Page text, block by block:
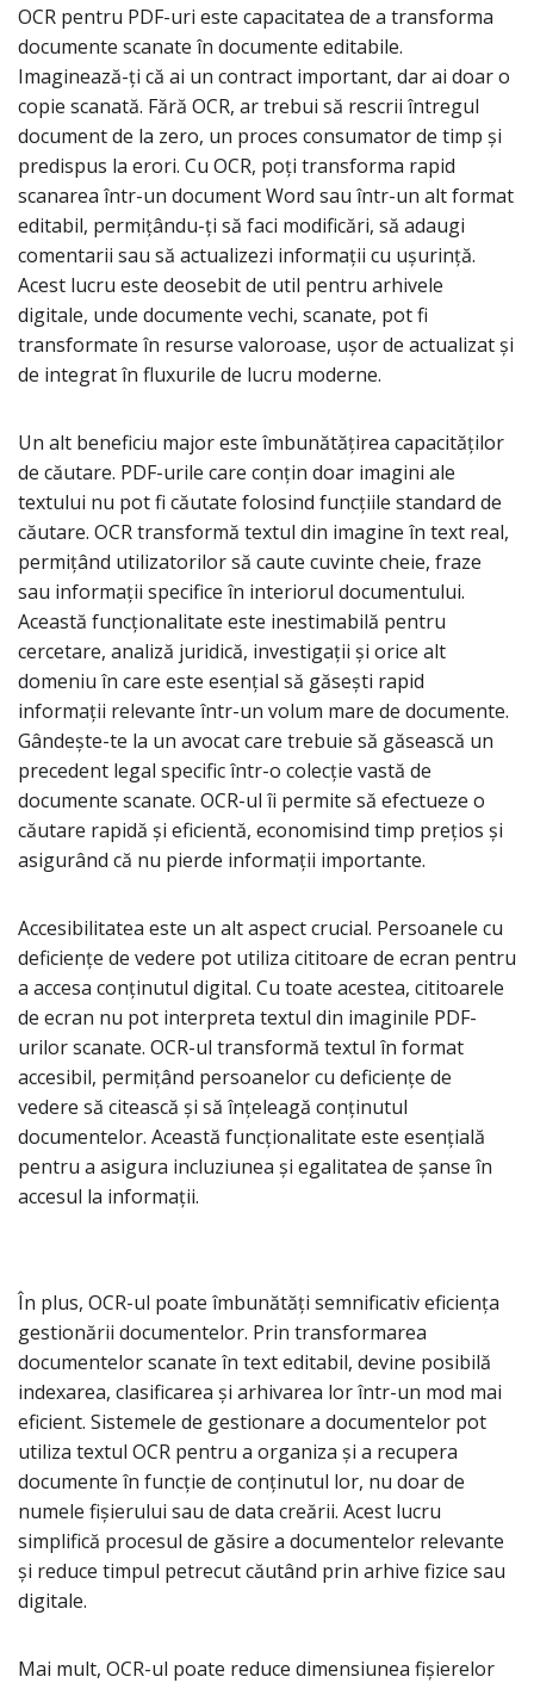
OCR pentru PDF-uri este capacitatea de a transforma
documente scanate în documente editabile.
Imaginează-ți că ai un contract important, dar ai doar o
copie scanată. Fără OCR, ar trebui să rescrii întregul
document de la zero, un proces consumator de timp și
predispus la erori. Cu OCR, poți transforma rapid
scanarea într-un document Word sau într-un alt format
editabil, permițându-ți să faci modificări, să adaugi
comentarii sau să actualizezi informații cu ușurință.
Acest lucru este deosebit de util pentru arhivele
digitale, unde documente vechi, scanate, pot fi
transformate în resurse valoroase, ușor de actualizat și
de integrat în fluxurile de lucru moderne.
Un alt beneficiu major este îmbunătățirea capacităților
de căutare. PDF-urile care conțin doar imagini ale
textului nu pot fi căutate folosind funcțiile standard de
căutare. OCR transformă textul din imagine în text real,
permițând utilizatorilor să caute cuvinte cheie, fraze
sau informații specifice în interiorul documentului.
Această funcționalitate este inestimabilă pentru
cercetare, analiză juridică, investigații și orice alt
domeniu în care este esențial să găsești rapid
informații relevante într-un volum mare de documente.
Gândește-te la un avocat care trebuie să găsească un
precedent legal specific într-o colecție vastă de
documente scanate. OCR-ul îi permite să efectueze o
căutare rapidă și eficientă, economisind timp prețios și
asigurând că nu pierde informații importante.
Accesibilitatea este un alt aspect crucial. Persoanele cu
deficiențe de vedere pot utiliza cititoare de ecran pentru
a accesa conținutul digital. Cu toate acestea, cititoarele
de ecran nu pot interpreta textul din imaginile PDF-
urilor scanate. OCR-ul transformă textul în format
accesibil, permițând persoanelor cu deficiențe de
vedere să citească și să înțeleagă conținutul
documentelor. Această funcționalitate este esențială
pentru a asigura incluziunea și egalitatea de șanse în
accesul la informații.
În plus, OCR-ul poate îmbunătăți semnificativ eficiența
gestionării documentelor. Prin transformarea
documentelor scanate în text editabil, devine posibilă
indexarea, clasificarea și arhivarea lor într-un mod mai
eficient. Sistemele de gestionare a documentelor pot
utiliza textul OCR pentru a organiza și a recupera
documente în funcție de conținutul lor, nu doar de
numele fișierului sau de data creării. Acest lucru
simplifică procesul de găsire a documentelor relevante
și reduce timpul petrecut căutând prin arhive fizice sau
digitale.
Mai mult, OCR-ul poate reduce dimensiunea fișierelor